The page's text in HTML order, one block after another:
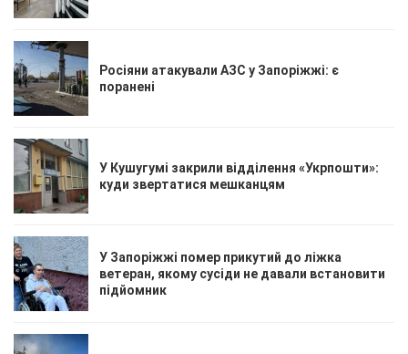
Росіяни атакували АЗС у Запоріжжі: є
поранені
У Кушугумі закрили відділення «Укрпошти»:
куди звертатися мешканцям
У Запоріжжі помер прикутий до ліжка
ветеран, якому сусіди не давали встановити
підйомник